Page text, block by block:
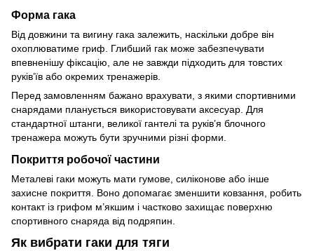
Форма гака
Від довжини та вигину гака залежить, наскільки добре він
охоплюватиме гриф. Глибший гак може забезпечувати
впевненішу фіксацію, але не завжди підходить для товстих
руків’їв або окремих тренажерів.
Перед замовленням бажано врахувати, з якими спортивними
снарядами планується використовувати аксесуар. Для
стандартної штанги, великої гантелі та руків’я блочного
тренажера можуть бути зручними різні форми.
Покриття робочої частини
Металеві гаки можуть мати гумове, силіконове або інше
захисне покриття. Воно допомагає зменшити ковзання, робить
контакт із грифом м’якшим і частково захищає поверхню
спортивного снаряда від подряпин.
Як вибрати гаки для тяги